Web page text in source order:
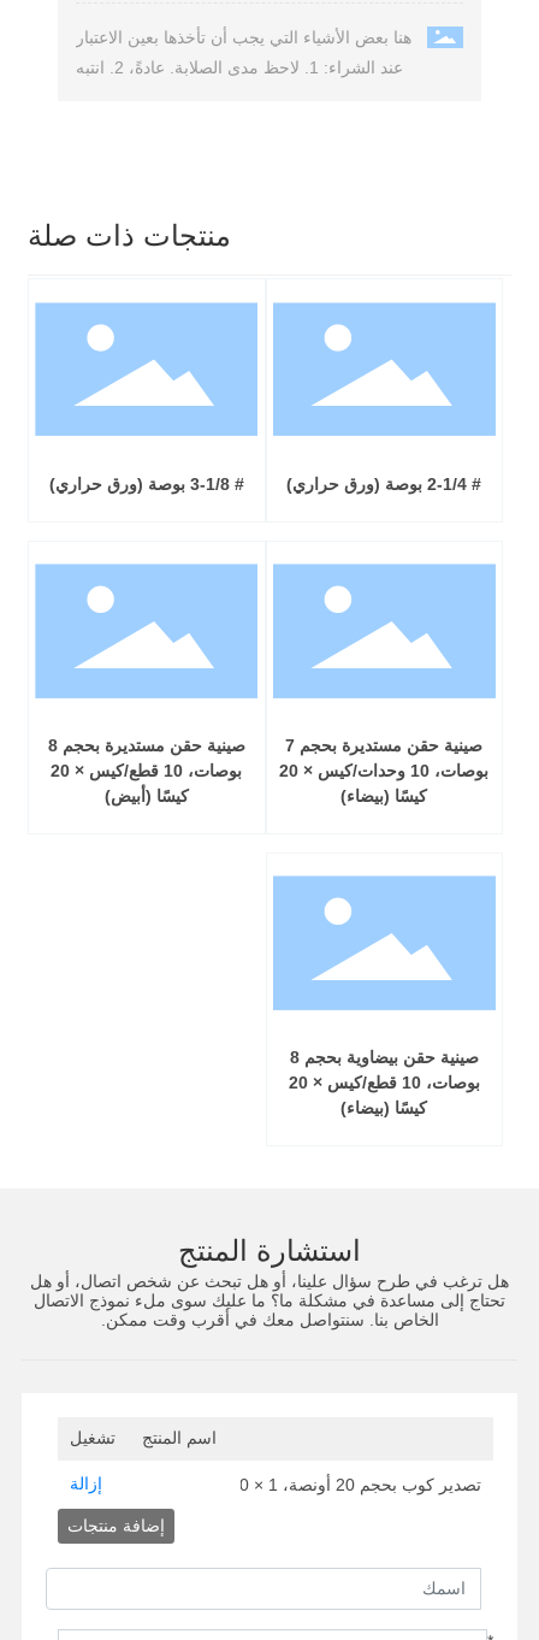
هنا بعض الأشياء التي يجب أن تأخذها بعين الاعتبار
عند الشراء: 1. لاحظ مدى الصلابة. عادةً، 2. انتبه
منتجات ذات صلة
# 2-1/4 بوصة (ورق حراري) # 3-1/8 بوصة (ورق حراري)
صينية حقن مستديرة بحجم 7
بوصات، 10 وحدات/كيس × 20
كيسًا (بيضاء)
صينية حقن مستديرة بحجم 8
بوصات، 10 قطع/كيس × 20
كيسًا (أبيض)
صينية حقن بيضاوية بحجم 8
بوصات، 10 قطع/كيس × 20
كيسًا (بيضاء)
استشارة المنتج
هل ترغب في طرح سؤال علينا، أو هل تبحث عن شخص اتصال، أو هل
تحتاج إلى مساعدة في مشكلة ما؟ ما عليك سوى ملء نموذج الاتصال
الخاص بنا. سنتواصل معك في أقرب وقت ممكن.
اسم المنتج تشغيل
تصدير كوب بحجم 20 أونصة، 1 × 240 مجموعة (شفاف) إزالة
إضافة منتجات